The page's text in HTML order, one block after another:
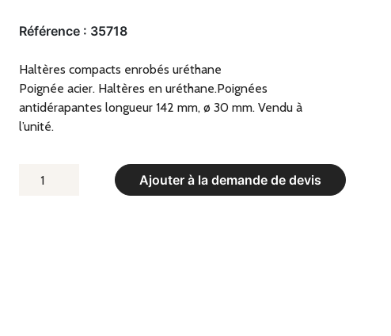
Référence : 35718
Haltères compacts enrobés uréthane
Poignée acier. Haltères en uréthane.Poignées
antidérapantes longueur 142 mm, ø 30 mm. Vendu à
l’unité.
Ajouter à la demande de devis
QUANTITÉ